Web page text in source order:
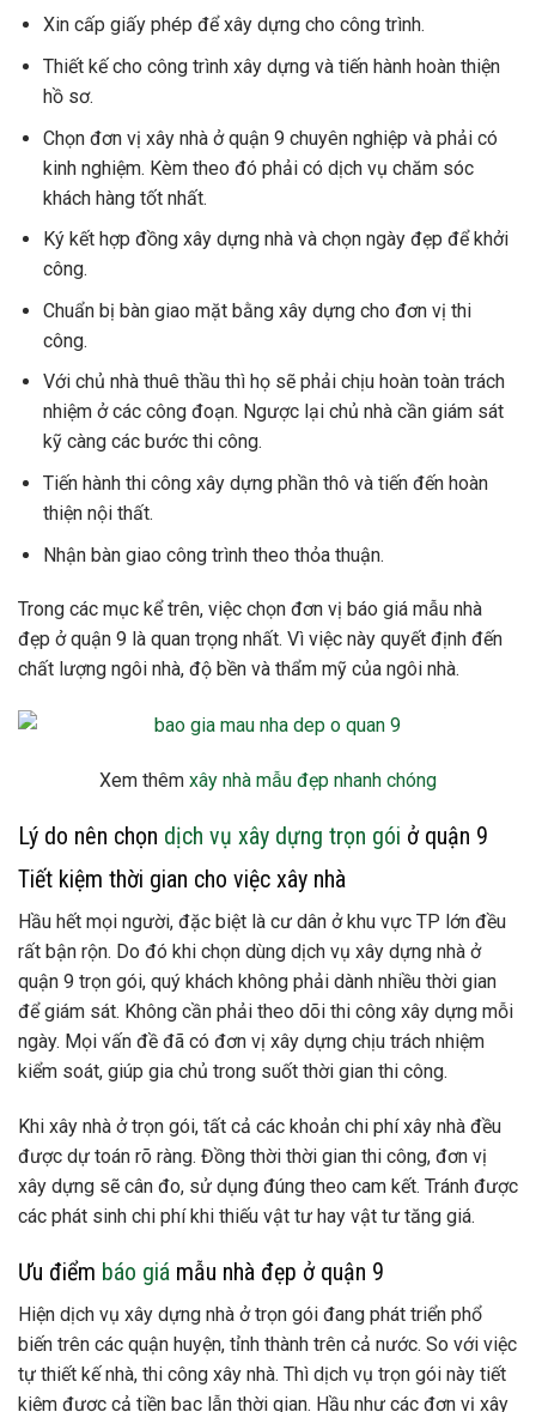
Xin cấp giấy phép để xây dựng cho công trình.
Thiết kế cho công trình xây dựng và tiến hành hoàn thiện
hồ sơ.
Chọn đơn vị xây nhà ở quận 9 chuyên nghiệp và phải có
kinh nghiệm. Kèm theo đó phải có dịch vụ chăm sóc
khách hàng tốt nhất.
Ký kết hợp đồng xây dựng nhà và chọn ngày đẹp để khởi
công.
Chuẩn bị bàn giao mặt bằng xây dựng cho đơn vị thi
công.
Với chủ nhà thuê thầu thì họ sẽ phải chịu hoàn toàn trách
nhiệm ở các công đoạn. Ngược lại chủ nhà cần giám sát
kỹ càng các bước thi công.
Tiến hành thi công xây dựng phần thô và tiến đến hoàn
thiện nội thất.
Nhận bàn giao công trình theo thỏa thuận.
Trong các mục kể trên, việc chọn đơn vị báo giá mẫu nhà
đẹp ở quận 9 là quan trọng nhất. Vì việc này quyết định đến
chất lượng ngôi nhà, độ bền và thẩm mỹ của ngôi nhà.
Xem thêm xây nhà mẫu đẹp nhanh chóng
Lý do nên chọn dịch vụ xây dựng trọn gói ở quận 9
Tiết kiệm thời gian cho việc xây nhà
Hầu hết mọi người, đặc biệt là cư dân ở khu vực TP lớn đều
rất bận rộn. Do đó khi chọn dùng dịch vụ xây dựng nhà ở
quận 9 trọn gói, quý khách không phải dành nhiều thời gian
để giám sát. Không cần phải theo dõi thi công xây dựng mỗi
ngày. Mọi vấn đề đã có đơn vị xây dựng chịu trách nhiệm
kiểm soát, giúp gia chủ trong suốt thời gian thi công.
Khi xây nhà ở trọn gói, tất cả các khoản chi phí xây nhà đều
được dự toán rõ ràng. Đồng thời thời gian thi công, đơn vị
xây dựng sẽ cân đo, sử dụng đúng theo cam kết. Tránh được
các phát sinh chi phí khi thiếu vật tư hay vật tư tăng giá.
Ưu điểm báo giá mẫu nhà đẹp ở quận 9
Hiện dịch vụ xây dựng nhà ở trọn gói đang phát triển phổ
biến trên các quận huyện, tỉnh thành trên cả nước. So với việc
tự thiết kế nhà, thi công xây nhà. Thì dịch vụ trọn gói này tiết
kiệm được cả tiền bạc lẫn thời gian. Hầu như các đơn vị xây